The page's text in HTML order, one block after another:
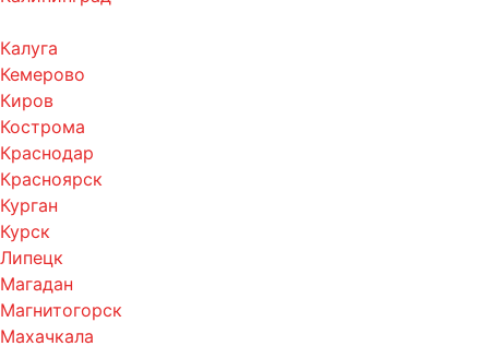
Калуга
Кемерово
Киров
Кострома
Краснодар
Красноярск
Курган
Курск
Липецк
Магадан
Магнитогорск
Махачкала